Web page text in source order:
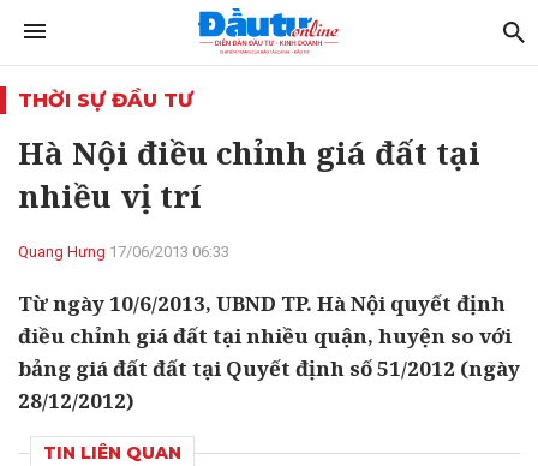
THỜI SỰ ĐẦU TƯ
Hà Nội điều chỉnh giá đất tại
nhiều vị trí
Quang Hưng 17/06/2013 06:33
Từ ngày 10/6/2013, UBND TP. Hà Nội quyết định
điều chỉnh giá đất tại nhiều quận, huyện so với
bảng giá đất đất tại Quyết định số 51/2012 (ngày
28/12/2012)
TIN LIÊN QUAN